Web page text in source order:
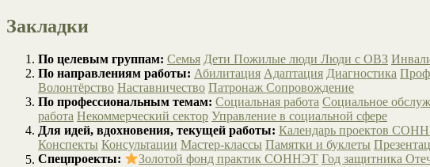
Закладки
По целевым группам: Семья Дети Пожилые люди Люди с ОВЗ
По направлениям работы: Абилитация Адаптация Диагностика
Волонтёрство Наставничество Патронаж Сопровождение
По профессиональным темам: Социальная работа Социальное
работа Некоммерческий сектор Управление в социальной сфере
Для идей, вдохновения, текущей работы: Календарь проектов
Конспекты Консультации Мастер-классы Памятки и буклеты
Спецпроекты:
Золотой фонд практик СОННЭТ Год защитника